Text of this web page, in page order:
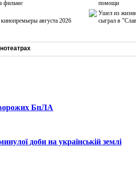
фильме
августа 2026
помощи
Ушел из жизни
сыграл в
ворожих БпЛА
доби на українській землі